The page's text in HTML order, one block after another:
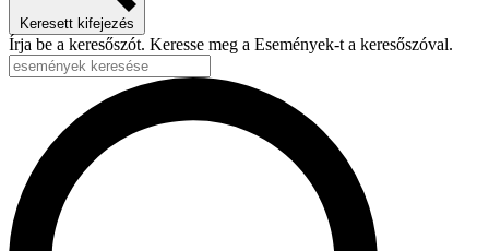
Keresett kifejezés
Írja be a keresőszót. Keresse meg a Események-t a keresőszóval.